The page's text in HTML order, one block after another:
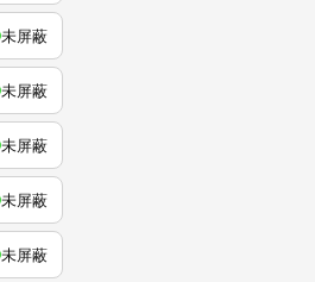
未屏蔽
未屏蔽
未屏蔽
未屏蔽
未屏蔽